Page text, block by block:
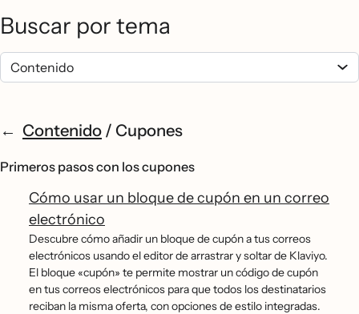
Buscar por tema
Contenido / Cupones
Primeros pasos con los cupones
Cómo usar un bloque de cupón en un correo
electrónico
Descubre cómo añadir un bloque de cupón a tus correos
electrónicos usando el editor de arrastrar y soltar de Klaviyo.
El bloque «cupón» te permite mostrar un código de cupón
en tus correos electrónicos para que todos los destinatarios
reciban la misma oferta, con opciones de estilo integradas.